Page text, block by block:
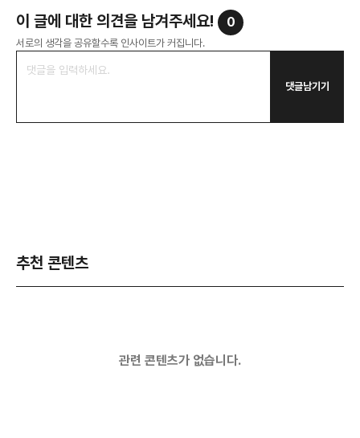
이 글에 대한 의견을 남겨주세요! 0
서로의 생각을 공유할수록 인사이트가 커집니다.
댓글남기기
추천 콘텐츠
관련 콘텐츠가 없습니다.